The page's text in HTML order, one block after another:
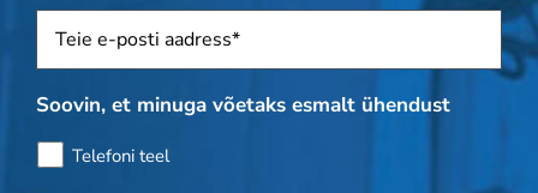
Sposti *
Soovin, et minuga võetaks esmalt ühendust
Telefoni teel